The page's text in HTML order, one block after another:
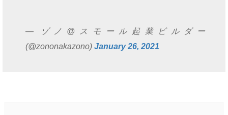
— ゾノ@スモール起業ビルダー
(@zononakazono) January 26, 2021